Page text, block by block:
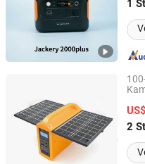
1
2
Haining Fadi Solar Energy
Zhejiang, China